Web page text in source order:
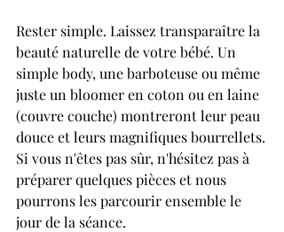
Rester simple. Laissez transparaître la
beauté naturelle de votre bébé. Un
simple body, une barboteuse ou même
juste un bloomer en coton ou en laine
(couvre couche) montreront leur peau
douce et leurs magnifiques bourrellets.
Si vous n'êtes pas sûr, n'hésitez pas à
préparer quelques pièces et nous
pourrons les parcourir ensemble le
jour de la séance.